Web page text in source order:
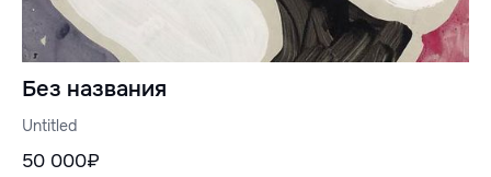
Без названия
Untitled
50 000₽